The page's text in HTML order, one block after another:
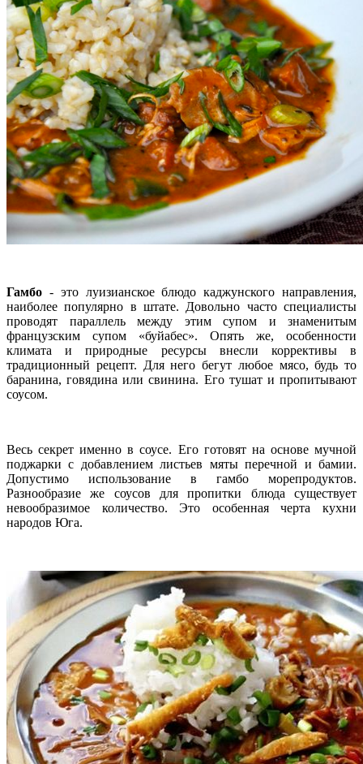
Гамбо - это луизианское блюдо каджунского направления,
наиболее популярно в штате. Довольно часто специалисты
проводят параллель между этим супом и знаменитым
французским супом «буйабес». Опять же, особенности
климата и природные ресурсы внесли коррективы в
традиционный рецепт. Для него бегут любое мясо, будь то
баранина, говядина или свинина. Его тушат и пропитывают
соусом.
Весь секрет именно в соусе. Его готовят на основе мучной
поджарки с добавлением листьев мяты перечной и бамии.
Допустимо использование в гамбо морепродуктов.
Разнообразие же соусов для пропитки блюда существует
невообразимое количество. Это особенная черта кухни
народов Юга.